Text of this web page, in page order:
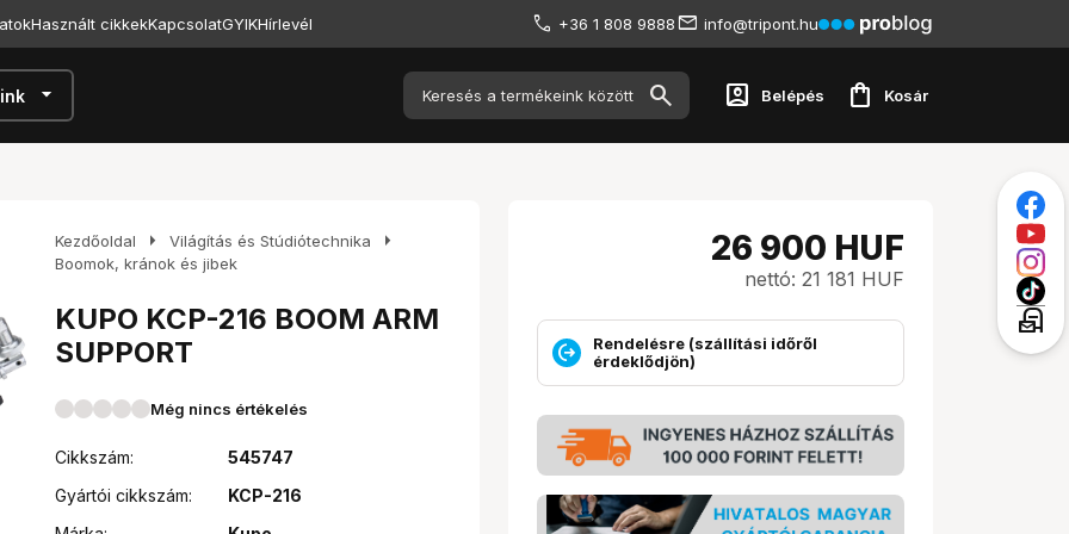
Használt cikkekKapcsolatGYIKHírlevél +36 1 808 9888 info@tripont.hu
arrow_drop_down account_box Belépés shopping_bag Kosár
Kezdőoldal arrow_right Világítás és Stúdiótechnika arrow_right
Boomok, kránok és jibek
KUPO KCP-216 BOOM ARM
SUPPORT
Még nincs értékelés
Cikkszám:
545747
Gyártói cikkszám:
KCP-216
26 900 HUF
nettó: 21 181 HUF
Rendelésre (szállítási időről
érdeklődjön)
local_post_office